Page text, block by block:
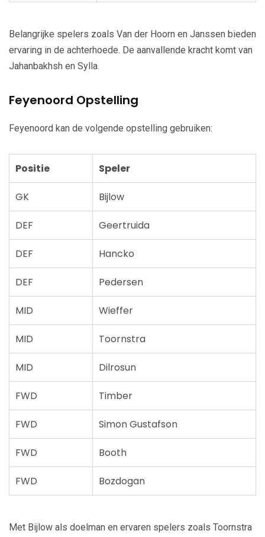
Belangrijke spelers zoals Van der Hoorn en Janssen bieden
ervaring in de achterhoede. De aanvallende kracht komt van
Jahanbakhsh en Sylla.
Feyenoord Opstelling
Feyenoord kan de volgende opstelling gebruiken:
Positie Speler
GK Bijlow
DEF Geertruida
DEF Hancko
DEF Pedersen
MID Wieffer
MID Toornstra
MID Dilrosun
FWD Timber
FWD Simon Gustafson
FWD Booth
FWD Bozdogan
Met Bijlow als doelman en ervaren spelers zoals Toornstra